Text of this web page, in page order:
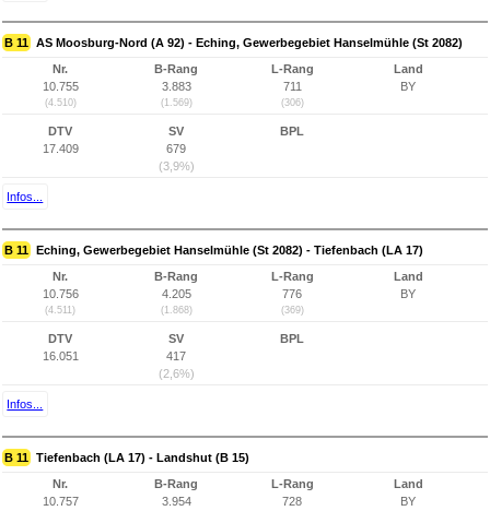
B 11 AS Moosburg-Nord (A 92) - Eching, Gewerbegebiet Hanselmühle (St 2082)
Nr.
10.755
(4.510)
B-Rang
3.883
(1.569)
L-Rang
711
(306)
Land
BY
DTV
17.409
SV
679
(3,9%)
BPL
Infos...
B 11 Eching, Gewerbegebiet Hanselmühle (St 2082) - Tiefenbach (LA 17)
Nr.
10.756
(4.511)
B-Rang
4.205
(1.868)
L-Rang
776
(369)
Land
BY
DTV
16.051
SV
417
(2,6%)
BPL
Infos...
B 11 Tiefenbach (LA 17) - Landshut (B 15)
Nr.
10.757
B-Rang
3.954
L-Rang
728
Land
BY